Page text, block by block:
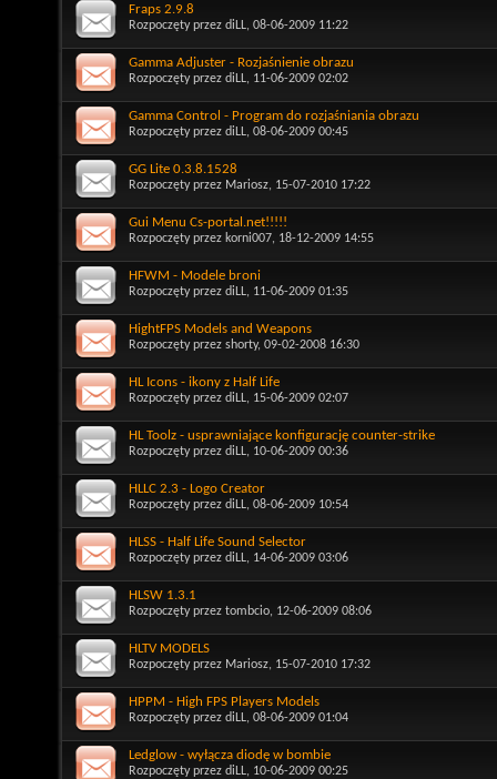
Fraps 2.9.8
Rozpoczęty przez diLL, 08-06-2009 11:22
Gamma Adjuster - Rozjaśnienie obrazu
Rozpoczęty przez diLL, 11-06-2009 02:02
Gamma Control - Program do rozjaśniania obrazu
Rozpoczęty przez diLL, 08-06-2009 00:45
GG Lite 0.3.8.1528
Rozpoczęty przez Mariosz, 15-07-2010 17:22
Gui Menu Cs-portal.net!!!!!
Rozpoczęty przez korni007, 18-12-2009 14:55
HFWM - Modele broni
Rozpoczęty przez diLL, 11-06-2009 01:35
HightFPS Models and Weapons
Rozpoczęty przez shorty, 09-02-2008 16:30
HL Icons - ikony z Half Life
Rozpoczęty przez diLL, 15-06-2009 02:07
HL Toolz - usprawniające konfigurację counter-strike
Rozpoczęty przez diLL, 10-06-2009 00:36
HLLC 2.3 - Logo Creator
Rozpoczęty przez diLL, 08-06-2009 10:54
HLSS - Half Life Sound Selector
Rozpoczęty przez diLL, 14-06-2009 03:06
HLSW 1.3.1
Rozpoczęty przez tombcio, 12-06-2009 08:06
HLTV MODELS
Rozpoczęty przez Mariosz, 15-07-2010 17:32
HPPM - High FPS Players Models
Rozpoczęty przez diLL, 08-06-2009 01:04
Ledglow - wyłącza diodę w bombie
Rozpoczęty przez diLL, 10-06-2009 00:25